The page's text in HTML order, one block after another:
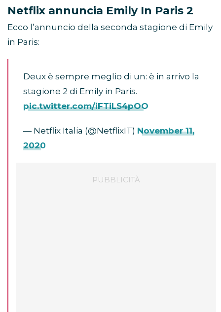
Netflix annuncia Emily In Paris 2
Ecco l’annuncio della seconda stagione di Emily
in Paris:
Deux è sempre meglio di un: è in arrivo la
stagione 2 di Emily in Paris.
pic.twitter.com/iFTiLS4pOO
— Netflix Italia (@NetflixIT) November 11,
2020